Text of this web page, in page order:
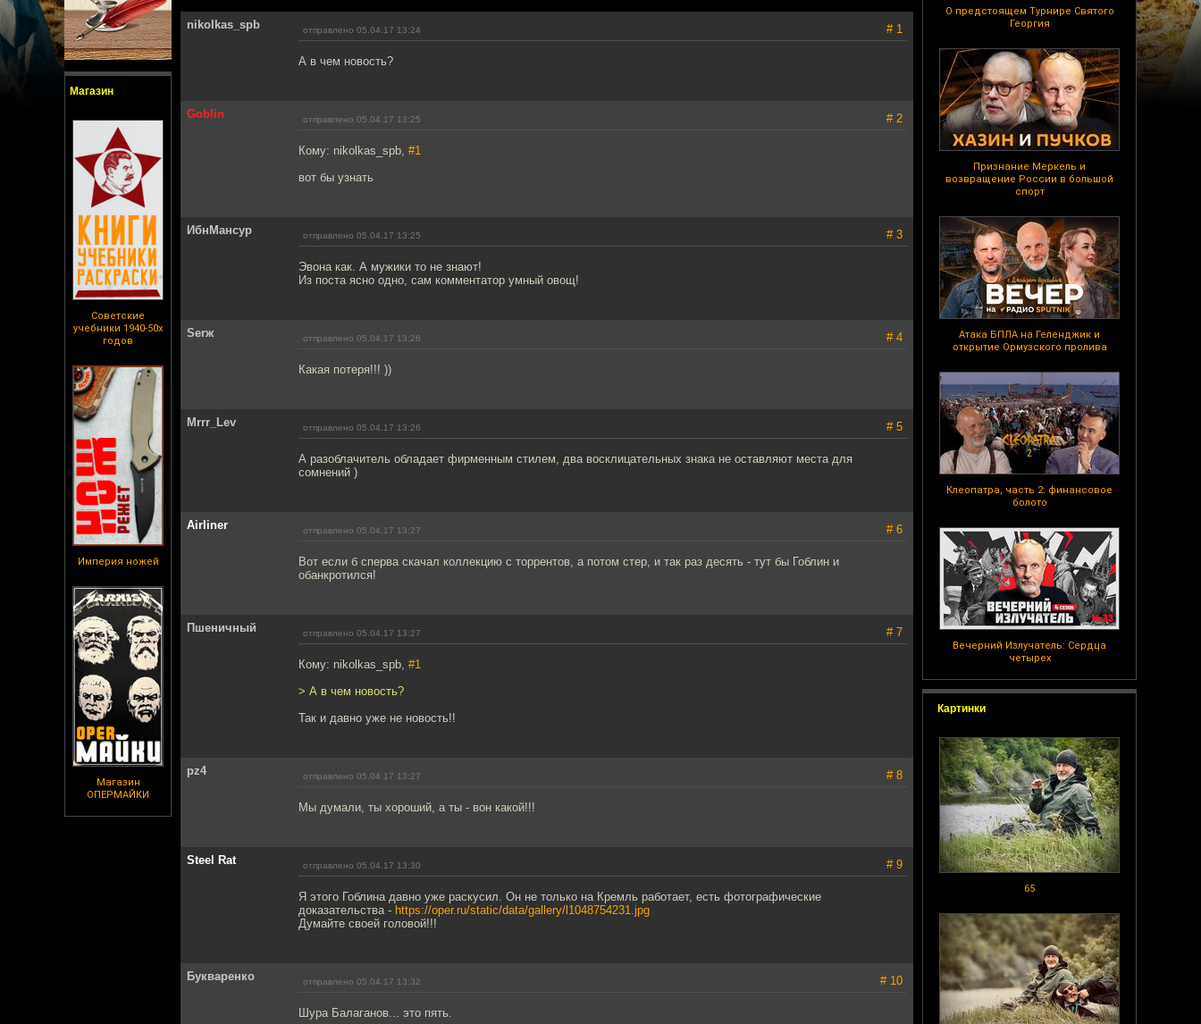
Магазин
Советские
учебники 1940-50х
годов
Империя ножей
Магазин
ОПЕРМАЙКИ
О предстоящем Турнире Святого
Георгия
Признание Меркель и
возвращение России в большой
спорт
Атака БПЛА на Геленджик и
открытие Ормузского пролива
Клеопатра, часть 2: финансовое
болото
Вечерний Излучатель: Сердца
четырех
Картинки
65
nikolkas_spb отправлено 05.04.17 13:24 # 1
А в чем новость?
Goblin отправлено 05.04.17 13:25 # 2
Кому: nikolkas_spb, #1
вот бы узнать
ИбнМансур отправлено 05.04.17 13:25 # 3
Эвона как. А мужики то не знают!
Из поста ясно одно, сам комментатор умный овощ!
Serж отправлено 05.04.17 13:26 # 4
Какая потеря!!! ))
Mrrr_Lev отправлено 05.04.17 13:26 # 5
А разоблачитель обладает фирменным стилем, два восклицательных знака не оставляют места для
сомнений )
Airliner отправлено 05.04.17 13:27 # 6
Вот если б сперва скачал коллекцию с торрентов, а потом стер, и так раз десять - тут бы Гоблин и
обанкротился!
Пшеничный отправлено 05.04.17 13:27 # 7
Кому: nikolkas_spb, #1
> А в чем новость?
Так и давно уже не новость!!
pz4 отправлено 05.04.17 13:27 # 8
Мы думали, ты хороший, а ты - вон какой!!!
Steel Rat отправлено 05.04.17 13:30 # 9
Я этого Гоблина давно уже раскусил. Он не только на Кремль работает, есть фотографические
доказательства - https://oper.ru/static/data/gallery/l1048754231.jpg
Думайте своей головой!!!
Букваренко отправлено 05.04.17 13:32 # 10
Шура Балаганов... это пять.